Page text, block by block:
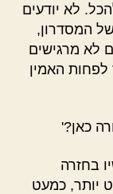
לא יודעים
המסדרון,
לא מרגישים
לפחות האמין
כאן?'
בחזרה
יותר, כמעט